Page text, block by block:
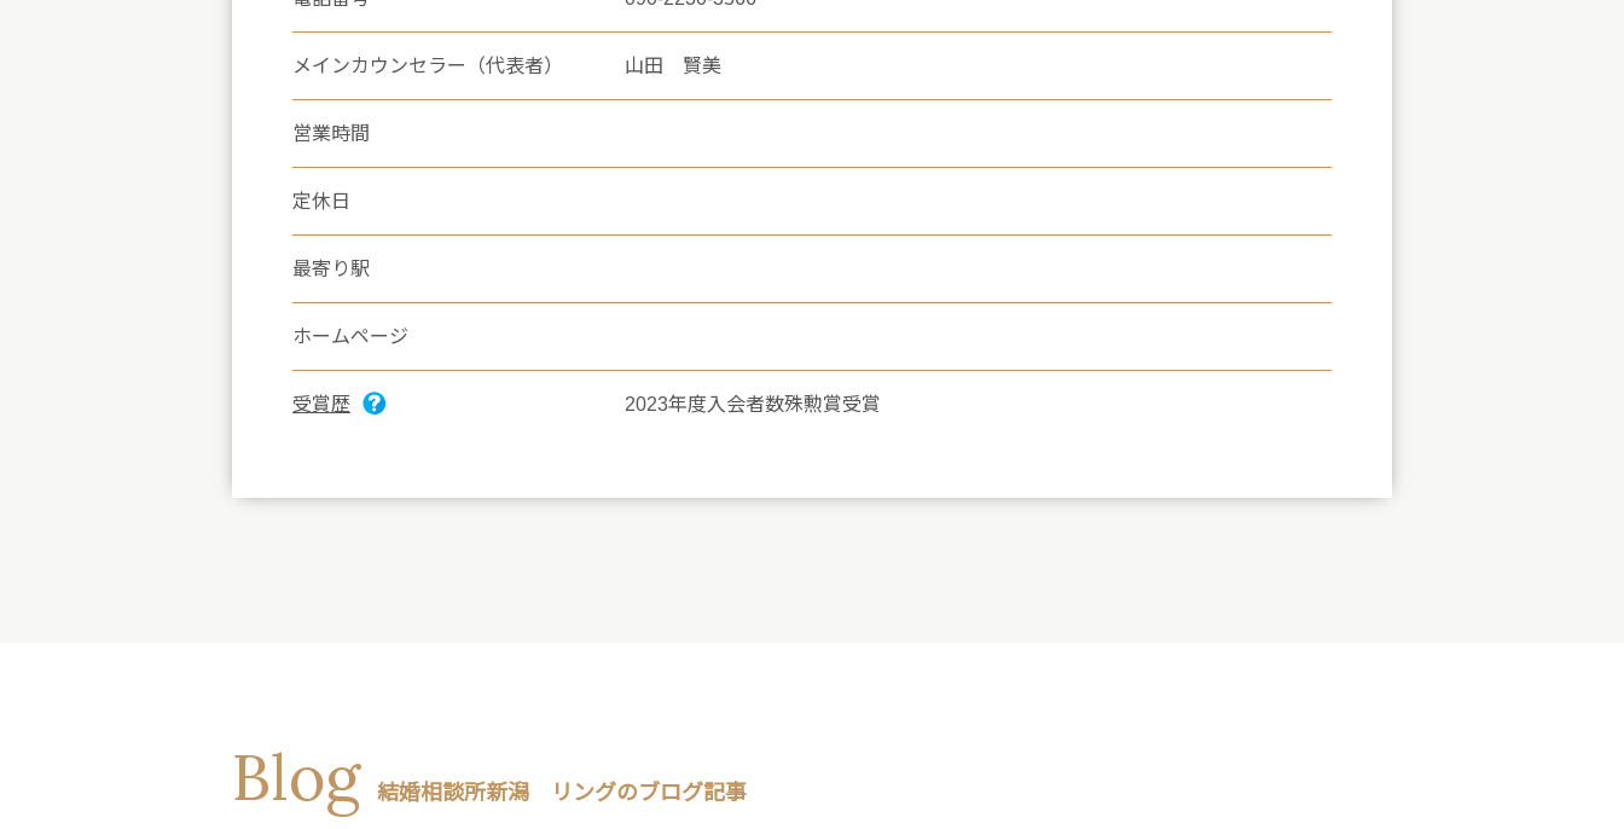
メインカウンセラー（代表者） 山田 賢美
営業時間
定休日
最寄り駅
ホームページ
受賞歴 2023年度入会者数殊勲賞受賞
Blog 結婚相談所新潟 リングのブログ記事